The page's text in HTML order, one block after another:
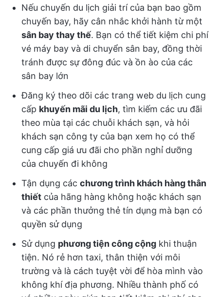
Nếu chuyến du lịch giải trí của bạn bao gồm
chuyến bay, hãy cân nhắc khởi hành từ một
sân bay thay thế. Bạn có thể tiết kiệm chi phí
vé máy bay và di chuyển sân bay, đồng thời
tránh được sự đông đúc và ồn ào của các
sân bay lớn
Đăng ký theo dõi các trang web du lịch cung
cấp khuyến mãi du lịch, tìm kiếm các ưu đãi
theo mùa tại các chuỗi khách sạn, và hỏi
khách sạn công ty của bạn xem họ có thể
cung cấp giá ưu đãi cho phần nghỉ dưỡng
của chuyến đi không
Tận dụng các chương trình khách hàng thân
thiết của hãng hàng không hoặc khách sạn
và các phần thưởng thẻ tín dụng mà bạn có
quyền sử dụng
Sử dụng phương tiện công cộng khi thuận
tiện. Nó rẻ hơn taxi, thân thiện với môi
trường và là cách tuyệt vời để hòa mình vào
không khí địa phương. Nhiều thành phố có